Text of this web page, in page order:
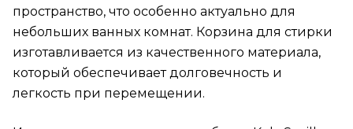
пространство, что особенно актуально для
небольших ванных комнат. Корзина для стирки
изготавливается из качественного материала,
который обеспечивает долговечность и
легкость при перемещении.